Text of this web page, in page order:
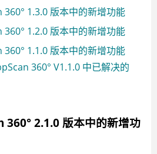
360° 1.3.0 版本中的新增功能
360° 1.2.0 版本中的新增功能
360° 1.1.0 版本中的新增功能
360° V1.1.0 中已解决的
360° 2.1.0 版本中的新增功